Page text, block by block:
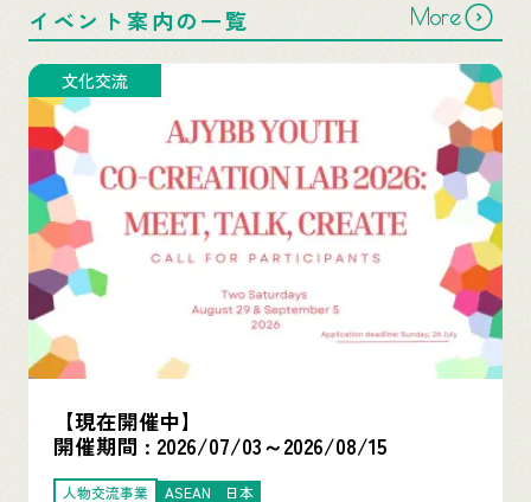
イベント案内の一覧 More
文化交流
【現在開催中】
開催期間 : 2026/07/03～2026/08/15
人物交流事業 ASEAN 日本